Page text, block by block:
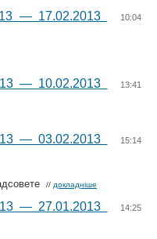
— 17.02.2013
10:04
— 10.02.2013
13:41
— 03.02.2013
15:14
// докладніше
— 27.01.2013
14:25